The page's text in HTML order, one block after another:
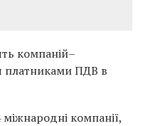
компаній–
платниками ПДВ в
компанії,